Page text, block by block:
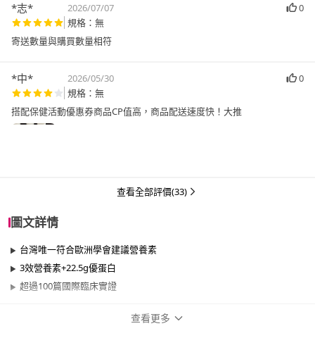
*志* 2026/07/07
0
規格：無
寄送數量與購買數量相符
*中* 2026/05/30
0
規格：無
搭配保健活動優惠券商品CP值高，商品配送速度快！大推
查看全部評價(33)
圖文詳情
台灣唯一符合歐洲學會建議營養素
3效營養素+22.5g優蛋白
超過100篇國際臨床實證
查看更多